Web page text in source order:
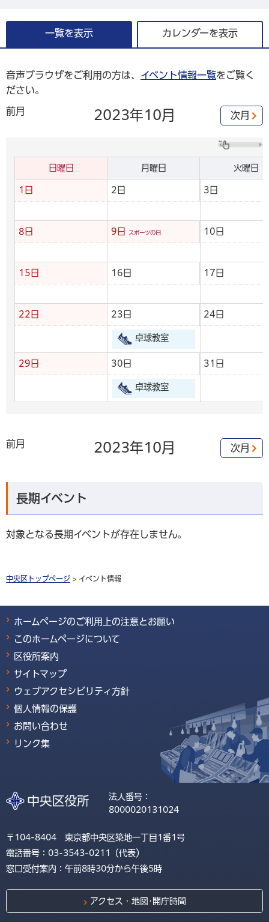
一覧を表示 カレンダーを表示
音声ブラウザをご利用の方は、 イベント情報一覧をご覧く
ださい。
前月 2023年10月 次月
日曜日 月曜日 火曜日
1日 2日 3日
8日 9日 スポーツの日 10日
15日 16日 17日
22日 23日 24日
卓球教室
29日 30日 31日
卓球教室
前月 2023年10月 次月
長期イベント
対象となる長期イベントが存在しません。
中央区トップページ > イベント情報
ホームページのご利用上の注意とお願い
このホームページについて
区役所案内
サイトマップ
ウェブアクセシビリティ方針
個人情報の保護
お問い合わせ
リンク集
法人番号：
8000020131024
〒104-8404 東京都中央区築地一丁目1番1号
電話番号：03-3543-0211（代表）
窓口受付案内：午前8時30分から午後5時
アクセス・地図･開庁時間